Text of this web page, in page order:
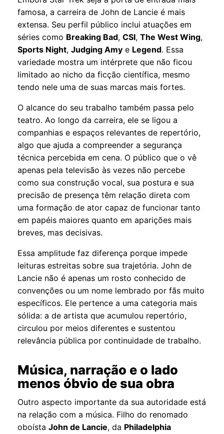
famosa, a carreira de John de Lancie é mais
extensa. Seu perfil público inclui atuações em
séries como Breaking Bad,CSI,The West Wing,
Sports Night,Judging Amy e Legend. Essa
variedade mostra um intérprete que não ficou
limitado ao nicho da ficção científica, mesmo
tendo nele uma de suas marcas mais fortes.
O alcance do seu trabalho também passa pelo
teatro. Ao longo da carreira, ele se ligou a
companhias e espaços relevantes de repertório,
algo que ajuda a compreender a segurança
técnica percebida em cena. O público que o vê
apenas pela televisão às vezes não percebe
como sua construção vocal, sua postura e sua
precisão de presença têm relação direta com
uma formação de ator capaz de funcionar tanto
em papéis maiores quanto em aparições mais
breves, mas decisivas.
Essa amplitude faz diferença porque impede
leituras estreitas sobre sua trajetória. John de
Lancie não é apenas um rosto conhecido de
convenções ou um nome lembrado por fãs muito
específicos. Ele pertence a uma categoria mais
sólida: a de artista que acumulou repertório,
circulou por meios diferentes e sustentou
relevância pública por continuidade de trabalho.
Música, narração e o lado
menos óbvio de sua obra
Outro aspecto importante da sua autoridade está
na relação com a música. Filho do renomado
oboístaJohn de Lancie, da Philadelphia